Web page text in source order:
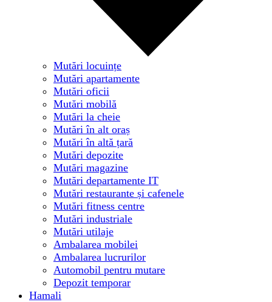
Mutări locuințe
Mutări apartamente
Mutări oficii
Mutări mobilă
Mutări la cheie
Mutări în alt oraș
Mutări în altă țară
Mutări depozite
Mutări magazine
Mutări departamente IT
Mutări restaurante și cafenele
Mutări fitness centre
Mutări industriale
Mutări utilaje
Ambalarea mobilei
Ambalarea lucrurilor
Automobil pentru mutare
Depozit temporar
Hamali